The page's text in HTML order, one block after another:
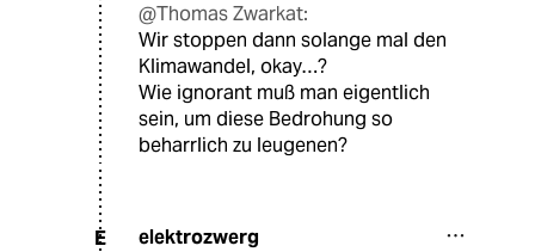
@Thomas Zwarkat:
Wir stoppen dann solange mal den
Klimawandel, okay…?
Wie ignorant muß man eigentlich
sein, um diese Bedrohung so
beharrlich zu leugenen?
E elektrozwerg